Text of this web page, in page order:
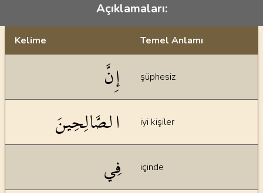
Açıklamaları:
Kelime Temel Anlamı
إِنَّ şüphesiz
الصَّالِحِينَ iyi kişiler
فِي içinde